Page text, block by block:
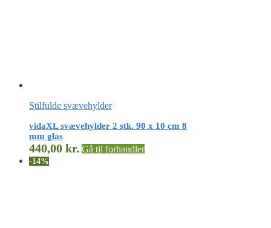
Stilfulde svævehylder
vidaXL svævehylder 2 stk. 90 x 10 cm 8
mm glas
440,00 kr. Gå til forhandler
-14%